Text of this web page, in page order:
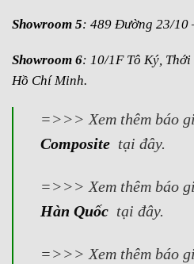
Showroom 5: 489 Đường 23/10
Showroom 6: 10/1F Tô Ký, Thới
Hồ Chí Minh.
=>>> Xem thêm báo
Composite tại đây.
=>>> Xem thêm báo
Hàn Quốctại đây.
=>>> Xem thêm báo